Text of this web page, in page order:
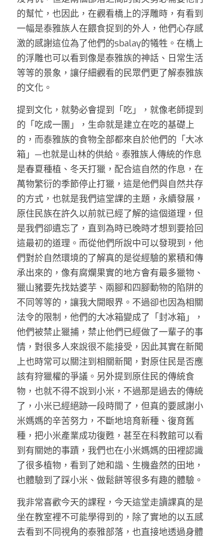
的幫忙，也因此，在觀看橋上的浮雕時，有看到
一幅是泰雅族人在餵食捉到的外人，他們心存感
激的感謝這位為了他們的sbalay的犧牲。在橋上
的浮雕也可以看到像是泰雅族的神話、日常生活
等等的景象，讓仔細觀看的民眾們更了解泰雅族
的文化。
提到文化，就勢必會提到「吃」，就像老師提到
的「吃成一團」，生命就是建立在吃的基礎上
的，而泰雅族的食物全部都來自於他們的「大冰
箱」—也就是山林的供給。泰雅族人傳統的作息
是春夏種植、冬天打獵，配合這自然的作息，在
萬物繁衍的季節停止打獵，這是他們與自然共存
的方式，也就是我們這堂課的主題，永續發展，
原住民族在許久以前就已經了解的這個道理，但
是我們卻遺忘了，直到為時已晚時才想到要拾回
這最初的道理。而從他們所說中可以發現到，他
們對於自然環境的了解真的是從經驗的累積和傳
承出來的，像有腐爛果實的地方會有最多獵物、
獵山豬要先找姑婆芋、兩腳和四腳動物的陷阱的
不同等等的，讓我大開眼界。不過卻也因為相關
法令的限制，他們的大冰箱變成了「封冰箱」，
他們被禁止獵捕，禁止他們已經做了一輩子的事
情，對很多人來說很不能接受，因此其實在新聞
上也時常可以關注到相關新聞，對原住民是否應
該有狩獵權的爭議。另外提到原住民的傳統食
物，也就不得不說到小米，不過那是過去的傳統
了，小米已經絕跡一段時間了，但真的要感謝小
米媽媽的辛苦努力，不斷地培育新種、復育舊
種，把小米產業成功復甦，甚至在科教館可以看
到有關她的事蹟，我們也在小米媽媽的田裡認識
了很多植物，看到了她和諧、生機盎然的田地，
我非常喜歡今天的課程，今天這堂走讀課真的是
坐在教室裡不可能學得到的，除了實地的以五感
去看到不同視角的泰雅部落，也直接地透過身體